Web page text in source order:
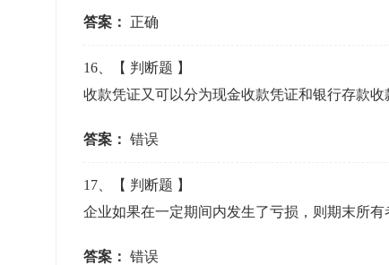
答案： 正确
16 、【 判断题 】
收款凭证又可以分为现金收款凭证和银行存款
答案： 错误
17 、【 判断题 】
企业如果在一定期间内发生了亏损，则期末所
答案： 错误